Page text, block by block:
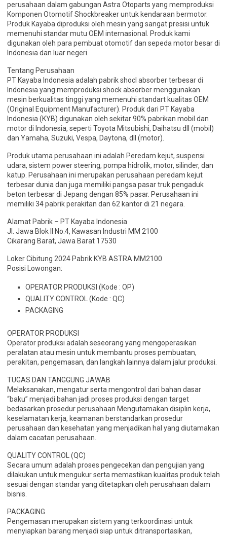
perusahaan dalam gabungan Astra Otoparts yang memproduksi
Komponen Otomotif Shockbreaker untuk kendaraan bermotor.
Produk Kayaba diproduksi oleh mesin yang sangat presisi untuk
memenuhi standar mutu OEM internasional. Produk kami
digunakan oleh para pembuat otomotif dan sepeda motor besar di
Indonesia dan luar negeri.
Tentang Perusahaan
PT Kayaba Indonesia adalah pabrik shocl absorber terbesar di
Indonesia yang memproduksi shock absorber menggunakan
mesin berkualitas tinggi yang memenuhi standart kualitas OEM
(Original Equipment Manufacturer). Produk dari PT Kayaba
Indonesia (KYB) digunakan oleh sekitar 90% pabrikan mobil dan
motor di Indonesia, seperti Toyota Mitsubishi, Daihatsu dll (mobil)
dan Yamaha, Suzuki, Vespa, Daytona, dll (motor).
Produk utama perusahaan ini adalah Peredam kejut, suspensi
udara, sistem power steering, pompa hidrolik, motor, silinder, dan
katup. Perusahaan ini merupakan perusahaan peredam kejut
terbesar dunia dan juga memiliki pangsa pasar truk pengaduk
beton terbesar di Jepang dengan 85% pasar. Perusahaan ini
memiliki 34 pabrik perakitan dan 62 kantor di 21 negara.
Alamat Pabrik – PT Kayaba Indonesia
Jl. Jawa Blok II No.4, Kawasan Industri MM 2100
Cikarang Barat, Jawa Barat 17530
Loker Cibitung 2024 Pabrik KYB ASTRA MM2100
Posisi Lowongan:
OPERATOR PRODUKSI (Kode : OP)
QUALITY CONTROL (Kode : QC)
PACKAGING
OPERATOR PRODUKSI
Operator produksi adalah seseorang yang mengoperasikan
peralatan atau mesin untuk membantu proses pembuatan,
perakitan, pengemasan, dan langkah lainnya dalam jalur produksi.
TUGAS DAN TANGGUNG JAWAB
Melaksanakan, mengatur serta mengontrol dari bahan dasar
“baku” menjadi bahan jadi proses produksi dengan target
bedasarkan prosedur perusahaan Mengutamakan disiplin kerja,
keselamatan kerja, keamanan berstandarkan prosedur
perusahaan dan kesehatan yang menjadikan hal yang diutamakan
dalam cacatan perusahaan.
QUALITY CONTROL (QC)
Secara umum adalah proses pengecekan dan pengujian yang
dilakukan untuk mengukur serta memastikan kualitas produk telah
sesuai dengan standar yang ditetapkan oleh perusahaan dalam
bisnis.
PACKAGING
Pengemasan merupakan sistem yang terkoordinasi untuk
menyiapkan barang menjadi siap untuk ditransportasikan,